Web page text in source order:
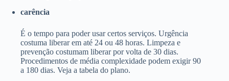
carência
É o tempo para poder usar certos serviços. Urgência
costuma liberar em até 24 ou 48 horas. Limpeza e
prevenção costumam liberar por volta de 30 dias.
Procedimentos de média complexidade podem exigir 90
a 180 dias. Veja a tabela do plano.